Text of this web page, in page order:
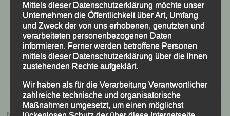
50 Jahre LG Passau
Festzschrift
Mittels dieser Datenschutzerklärung möchte unser
Unternehmen die Öffentlichkeit über Art, Umfang
und Zweck der von uns erhobenen, genutzten und
verarbeiteten personenbezogenen Daten
informieren. Ferner werden betroffene Personen
mittels dieser Datenschutzerklärung über die ihnen
zustehenden Rechte aufgeklärt.
Wir haben als für die Verarbeitung Verantwortlicher
zahlreiche technische und organisatorische
Maßnahmen umgesetzt, um einen möglichst